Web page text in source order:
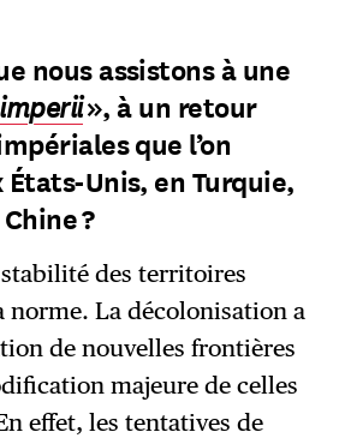
nous assistons à une
», à un retour
que l’on
Unis, en Turquie,
?
des territoires
norme. La décolonisation a
de nouvelles frontières
majeure de celles
effet, les tentatives de